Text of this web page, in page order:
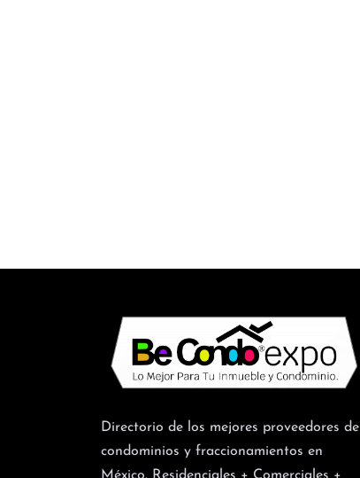
Directorio de los mejores proveedores de
condominios y fraccionamientos en